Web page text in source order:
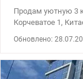
Продам уютную 3
Корчеватое 1,
балкон. Из окон
Обновлено: